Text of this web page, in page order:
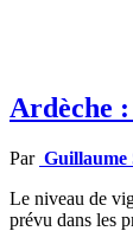
Ardèche
Par Guillaume
Le niveau de
prévu dans les